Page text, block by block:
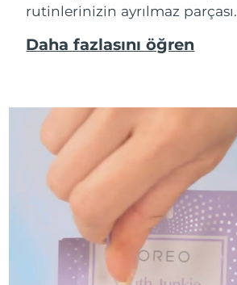
rutinlerinizin ayrılmaz parçası.
Daha fazlasını öğren